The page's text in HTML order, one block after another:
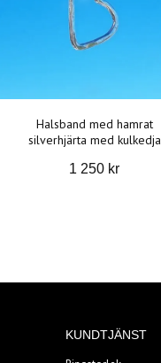
Halsband med hamrat
silverhjärta med kulkedja
1 250 kr
KUNDTJÄNST